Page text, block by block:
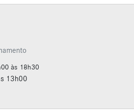
às 18h30
13h00